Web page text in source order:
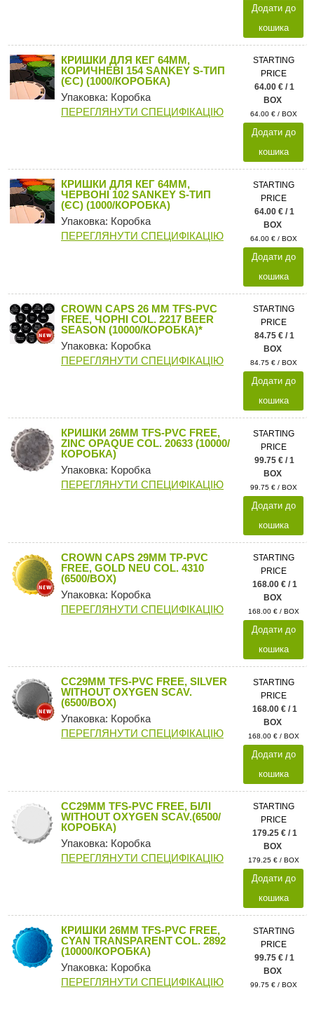
Додати до
кошика
КРИШКИ ДЛЯ КЕГ 64ММ,
КОРИЧНЕВІ 154 SANKEY S-ТИП
(ЄС) (1000/КОРОБКА)
Упаковка: Коробка
ПЕРЕГЛЯНУТИ СПЕЦИФІКАЦІЮ
STARTING
PRICE
64.00 € / 1
BOX
64.00 € / BOX
Додати до
кошика
КРИШКИ ДЛЯ КЕГ 64ММ,
ЧЕРВОНІ 102 SANKEY S-ТИП
(ЄС) (1000/КОРОБКА)
Упаковка: Коробка
ПЕРЕГЛЯНУТИ СПЕЦИФІКАЦІЮ
STARTING
PRICE
64.00 € / 1
BOX
64.00 € / BOX
Додати до
кошика
CROWN CAPS 26 MM TFS-PVC
FREE, ЧОРНІ COL. 2217 BEER
SEASON (10000/КОРОБКА)*
Упаковка: Коробка
ПЕРЕГЛЯНУТИ СПЕЦИФІКАЦІЮ
STARTING
PRICE
84.75 € / 1
BOX
84.75 € / BOX
Додати до
кошика
КРИШКИ 26MM TFS-PVC FREE,
ZINC OPAQUE COL. 20633 (10000/
КОРОБКА)
Упаковка: Коробка
ПЕРЕГЛЯНУТИ СПЕЦИФІКАЦІЮ
STARTING
PRICE
99.75 € / 1
BOX
99.75 € / BOX
Додати до
кошика
CROWN CAPS 29MM TP-PVC
FREE, GOLD NEU COL. 4310
(6500/BOX)
Упаковка: Коробка
ПЕРЕГЛЯНУТИ СПЕЦИФІКАЦІЮ
STARTING
PRICE
168.00 € / 1
BOX
168.00 € / BOX
Додати до
кошика
CC29MM TFS-PVC FREE, SILVER
WITHOUT OXYGEN SCAV.
(6500/BOX)
Упаковка: Коробка
ПЕРЕГЛЯНУТИ СПЕЦИФІКАЦІЮ
STARTING
PRICE
168.00 € / 1
BOX
168.00 € / BOX
Додати до
кошика
CC29MM TFS-PVC FREE, БІЛІ
WITHOUT OXYGEN SCAV.(6500/
КОРОБКА)
Упаковка: Коробка
ПЕРЕГЛЯНУТИ СПЕЦИФІКАЦІЮ
STARTING
PRICE
179.25 € / 1
BOX
179.25 € / BOX
Додати до
кошика
КРИШКИ 26MM TFS-PVC FREE,
CYAN TRANSPARENT COL. 2892
(10000/КОРОБКА)
Упаковка: Коробка
ПЕРЕГЛЯНУТИ СПЕЦИФІКАЦІЮ
STARTING
PRICE
99.75 € / 1
BOX
99.75 € / BOX